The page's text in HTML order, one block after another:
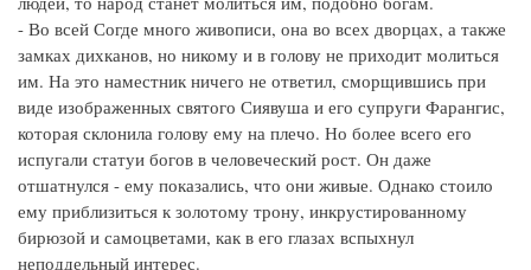
- Во всей Согде много живописи, она во всех дворцах, а также
замках дихканов, но никому и в голову не приходит молиться
им. На это наместник ничего не ответил, сморщившись при
виде изображенных святого Сиявуша и его супруги Фарангис,
которая склонила голову ему на плечо. Но более всего его
испугали статуи богов в человеческий рост. Он даже
отшатнулся - ему показались, что они живые. Однако стоило
ему приблизиться к золотому трону, инкрустированному
бирюзой и самоцветами, как в его глазах вспыхнул
неподдельный интерес.